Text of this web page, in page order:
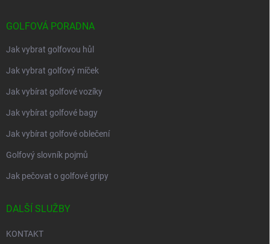
GOLFOVÁ PORADNA
Jak vybrat golfovou hůl
Jak vybrat golfový míček
Jak vybírat golfové vozíky
Jak vybírat golfové bagy
Jak vybírat golfové oblečení
Golfový slovník pojmů
Jak pečovat o golfové gripy
DALŠÍ SLUŽBY
KONTAKT